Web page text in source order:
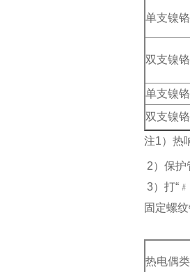
单支镍
双支镍
单支镍
双支镍
注1）热
2）保护
3）打
固定螺
热电偶